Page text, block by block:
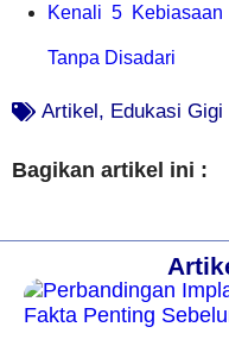
Kenali 5
Tanpa Disadari
Artikel, Edukasi Gigi
Bagikan artikel ini :